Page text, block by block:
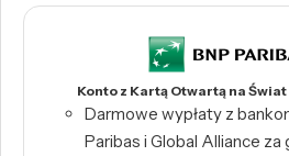
Konto z Kartą Otwartą na Świat
Darmowe wypłaty z
Paribas i Global Alliance za